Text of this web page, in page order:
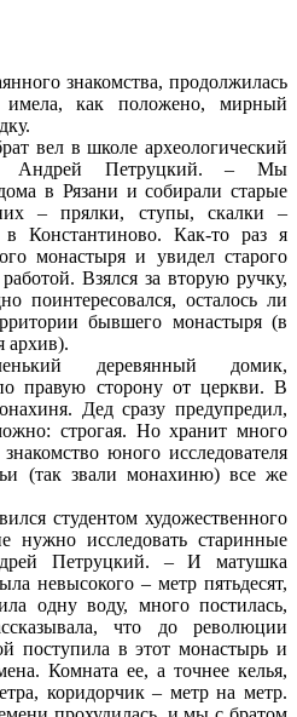
знакомства, продолжилась
имела, как положено, мирный
вел в школе археологический
Андрей Петруцкий. – Мы
в Рязани и собирали старые
– прялки, ступы, скалки –
в Константиново. Как-то раз я
монастыря и увидел старого
Взялся за вторую ручку,
поинтересовался, осталось ли
бывшего монастыря (в
архив).
деревянный домик,
правую сторону от церкви. В
Дед сразу предупредил,
строгая. Но хранит много
юного исследователя
(так звали монахиню) все же
студентом художественного
нужно исследовать старинные
Петруцкий. – И матушка
невысокого – метр пятьдесят,
одну воду, много постилась,
что до революции
поступила в этот монастырь и
Комната ее, а точнее келья,
коридорчик – метр на метр.